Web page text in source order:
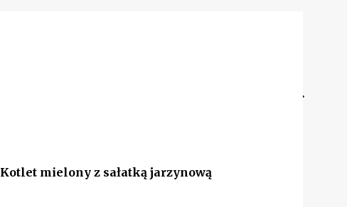
Kotlet mielony z sałatką jarzynową